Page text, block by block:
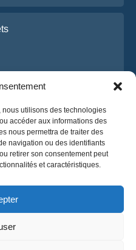
utilisons des technologies
accéder aux informations des
nous permettra de traiter des
navigation ou des identifiants
retirer son consentement peut
et caractéristiques.
de confidentialité
devis
devis